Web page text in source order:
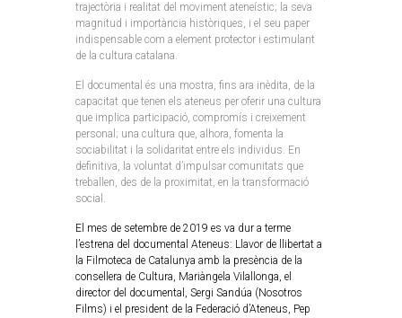
trajectòria i realitat del moviment ateneístic; la seva
magnitud i importància històriques, i el seu paper
indispensable com a element protector i estimulant
de la cultura catalana.
El documental és una mostra, fins ara inèdita, de la
capacitat que tenen els ateneus per oferir una cultura
que implica participació, compromís i creixement
personal; una cultura que, alhora, fomenta la
sociabilitat i la solidaritat entre els individus. En
definitiva, la voluntat d’impulsar comunitats que
treballen, des de la proximitat, en la transformació
social.
El mes de setembre de 2019 es va dur a terme
l’estrena del documental Ateneus: Llavor de llibertat a
la Filmoteca de Catalunya amb la presència de la
consellera de Cultura, Mariàngela Vilallonga, el
director del documental, Sergi Sandúa (Nosotros
Films) i el president de la Federació d’Ateneus, Pep